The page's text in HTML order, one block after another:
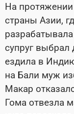
На
страны Азии,
супруг выбрал
ездила в
на Бали муж
Макар
Гома отвезла